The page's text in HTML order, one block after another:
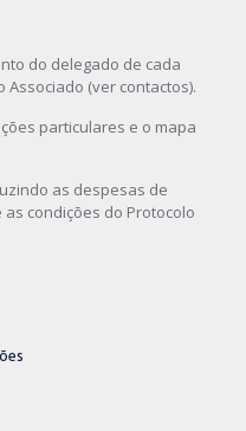
do delegado de cada
(ver contactos).
particulares e o mapa
as despesas de
condições do Protocolo